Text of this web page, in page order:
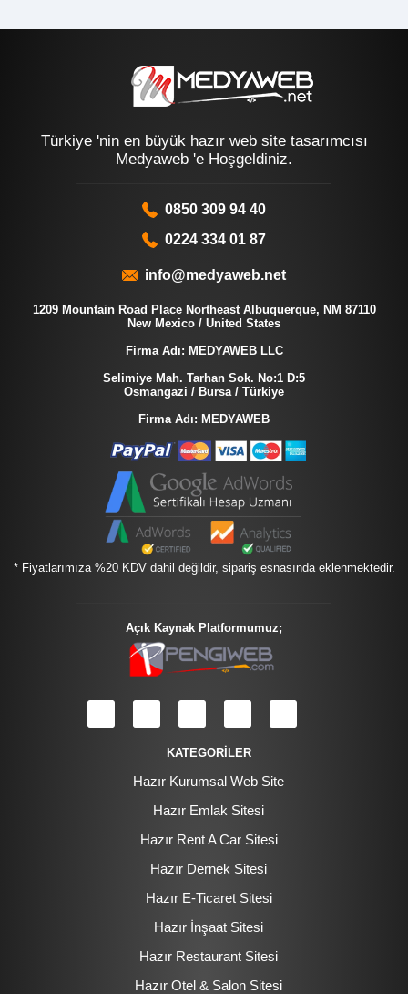
Türkiye 'nin en büyük hazır web site tasarımcısı
Medyaweb 'e Hoşgeldiniz.
0850 309 94 40
0224 334 01 87
info@medyaweb.net
1209 Mountain Road Place Northeast Albuquerque, NM 87110
New Mexico / United States
Firma Adı: MEDYAWEB LLC
Selimiye Mah. Tarhan Sok. No:1 D:5
Osmangazi / Bursa / Türkiye
Firma Adı: MEDYAWEB
* Fiyatlarımıza %20 KDV dahil değildir, sipariş esnasında eklenmektedir.
Açık Kaynak Platformumuz;
KATEGORİLER
Hazır Kurumsal Web Site
Hazır Emlak Sitesi
Hazır Rent A Car Sitesi
Hazır Dernek Sitesi
Hazır E-Ticaret Sitesi
Hazır İnşaat Sitesi
Hazır Restaurant Sitesi
Hazır Otel & Salon Sitesi